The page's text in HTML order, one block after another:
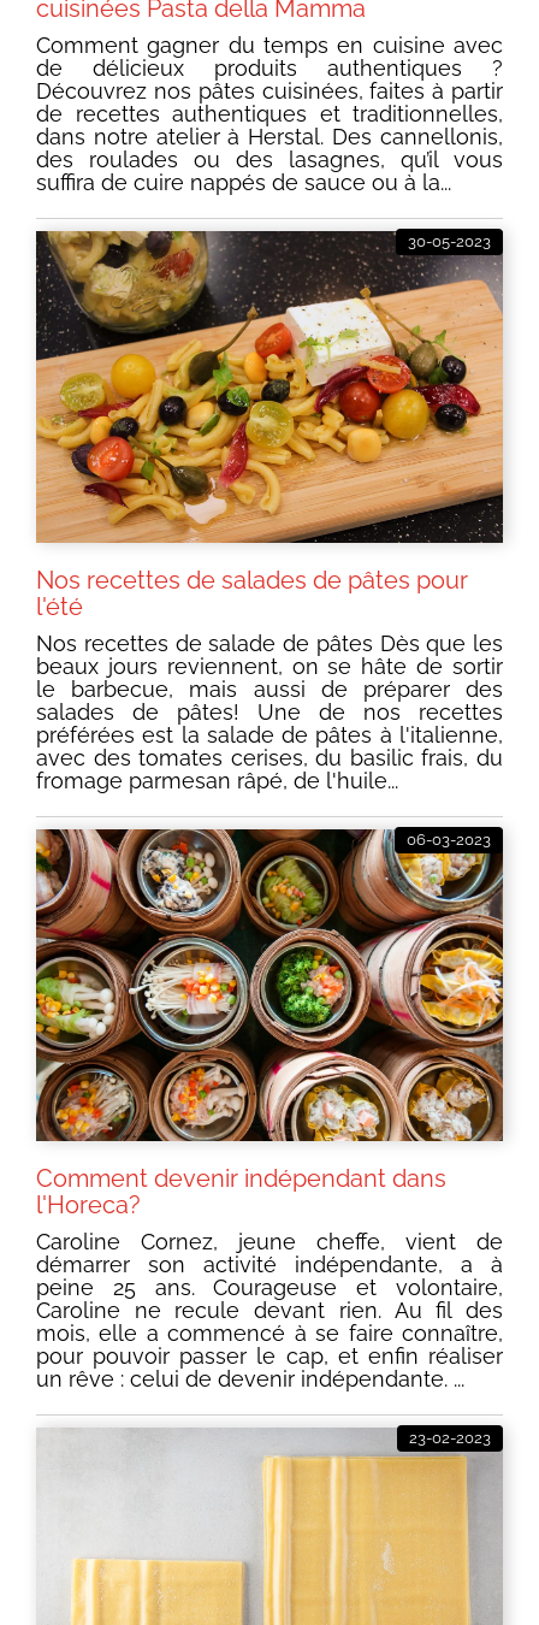
cuisinées Pasta della Mamma
Comment gagner du temps en cuisine avec
de délicieux produits authentiques ?
Découvrez nos pâtes cuisinées, faites à partir
de recettes authentiques et traditionnelles,
dans notre atelier à Herstal. Des cannellonis,
des roulades ou des lasagnes, qu’il vous
suffira de cuire nappés de sauce ou à la...
Nos recettes de salades de pâtes pour
l'été
Nos recettes de salade de pâtes Dès que les
beaux jours reviennent, on se hâte de sortir
le barbecue, mais aussi de préparer des
salades de pâtes! Une de nos recettes
préférées est la salade de pâtes à l'italienne,
avec des tomates cerises, du basilic frais, du
fromage parmesan râpé, de l'huile...
30-05-2023
Comment devenir indépendant dans
l'Horeca?
Caroline Cornez, jeune cheffe, vient de
démarrer son activité indépendante, a à
peine 25 ans. Courageuse et volontaire,
Caroline ne recule devant rien. Au fil des
mois, elle a commencé à se faire connaître,
pour pouvoir passer le cap, et enfin réaliser
un rêve : celui de devenir indépendante. ...
06-03-2023
23-02-2023